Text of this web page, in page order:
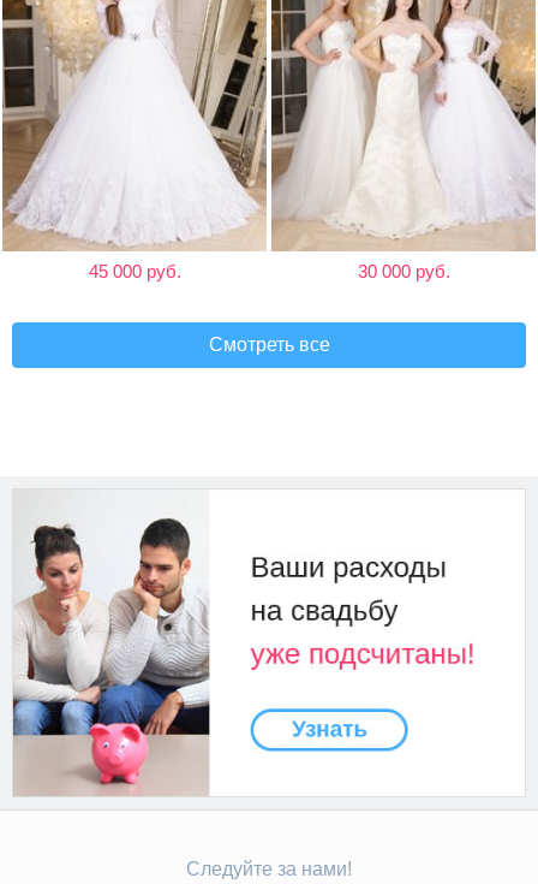
45 000 руб. 30 000 руб.
Смотреть все
Следуйте за нами!